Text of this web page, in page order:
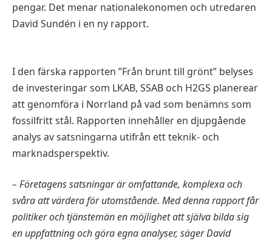
pengar. Det menar nationalekonomen och utredaren
David Sundén i en ny rapport.
I den färska rapporten ”Från brunt till grönt” belyses
de investeringar som LKAB, SSAB och H2GS planerear
att genomföra i Norrland på vad som benämns som
fossilfritt stål. Rapporten innehåller en djupgående
analys av satsningarna utifrån ett teknik- och
marknadsperspektiv.
– Företagens satsningar är omfattande, komplexa och
svåra att värdera för utomstående. Med denna rapport får
politiker och tjänstemän en möjlighet att själva bilda sig
en uppfattning och göra egna analyser, säger David